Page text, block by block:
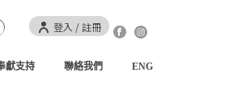
登入 / 註冊
獻支持 聯絡我們 ENG